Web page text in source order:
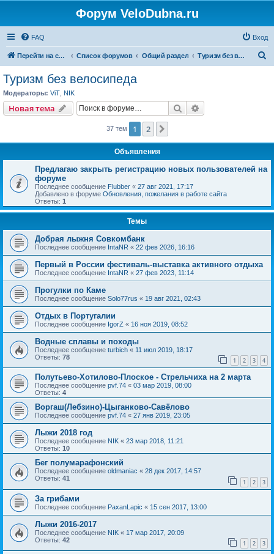
Форум VeloDubna.ru
FAQ Вход
Перейти на сайт Список форумов Общий раздел Туризм без велосипеда
Туризм без велосипеда
Модераторы: ViT NIK
Новая тема Поиск
37 тем 1 2
Объявления
Предлагаю закрыть регистрацию новых пользователей на
форуме
Последнее сообщение Flubber « 27 авг 2021, 17:17
Добавлено в форуме Обновления, пожелания в работе сайта
Ответы: 1
Темы
Добрая лыжня Совкомбанк
Последнее сообщение IntaNR « 22 фев 2026, 16:16
Первый в России фестиваль-выставка активного отдыха
Последнее сообщение IntaNR « 27 фев 2023, 11:14
Прогулки по Каме
Последнее сообщение Solo77rus « 19 авг 2021, 02:43
Отдых в Португалии
Последнее сообщение IgorZ « 16 ноя 2019, 08:52
Водные сплавы и походы
Последнее сообщение turbich « 11 июл 2019, 18:17
Ответы: 78 1 2 3 4
Полутьево-Хотилово-Плоское - Стрельчиха на 2 марта
Последнее сообщение pvf.74 « 03 мар 2019, 08:00
Ответы: 4
Воргаш(Лебзино)-Цыганково-Савёлово
Последнее сообщение pvf.74 « 27 янв 2019, 23:05
Лыжи 2018 год
Последнее сообщение NIK « 23 мар 2018, 11:21
Ответы: 10
Бег полумарафонский
Последнее сообщение oldmaniac « 28 дек 2017, 14:57
Ответы: 41 1 2 3
За грибами
Последнее сообщение PaxanLapic « 15 сен 2017, 13:00
Лыжи 2016-2017
Последнее сообщение NIK « 17 мар 2017, 20:09
Ответы: 42 1 2 3